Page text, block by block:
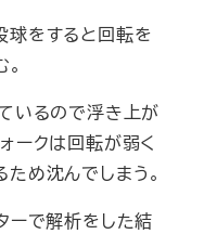
球をすると回転を
いるので浮き上が
ークは回転が弱く
め沈んでしまう。
ーで解析をした結